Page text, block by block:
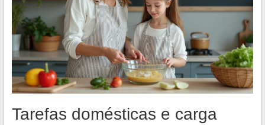
Tarefas domésticas e carga